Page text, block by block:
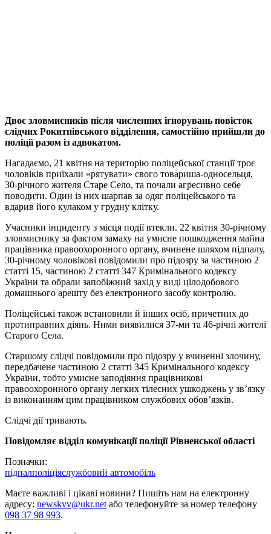
Двоє зловмисників після численних ігнорувань повісток
слідчих Рокитнівського відділення, самостійно прийшли до
поліції разом із адвокатом.
Нагадаємо, 21 квітня на територію поліцейської станції троє
чоловіків приїхали «рятувати» свого товариша-односельця,
30-річного жителя Старе Село, та почали агресивно себе
поводити. Один із них шарпав за одяг поліцейського та
вдарив його кулаком у грудну клітку.
Учасники інциденту з місця події втекли. 22 квітня 30-річному
зловмиснику за фактом замаху на умисне пошкодження майна
працівника правоохоронного органу, вчинене шляхом підпалу,
30-річному чоловікові повідомили про підозру за частиною 2
статті 15, частиною 2 статті 347 Кримінального кодексу
України та обрали запобіжний захід у виді цілодобового
домашнього арешту без електронного засобу контролю.
Поліцейські також встановили й інших осіб, причетних до
протиправних діянь. Ними виявилися 37-ми та 46-річні жителі
Старого Села.
Старшому слідчі повідомили про підозру у вчиненні злочину,
передбачене частиною 2 статті 345 Кримінального кодексу
України, тобто умисне заподіяння працівникові
правоохоронного органу легких тілесних ушкоджень у зв’язку
із виконанням цим працівником службових обов’язків.
Слідчі дії тривають.
Повідомляє відділ комунікації поліції Рівненської області
Позначки:
підпалполіціяслужбовий автомобіль
Маєте важливі і цікаві новини? Пишіть нам на електронну
адресу: newskvv@ukr.netабо телефонуйте за номер телефону
098 37 98 993.